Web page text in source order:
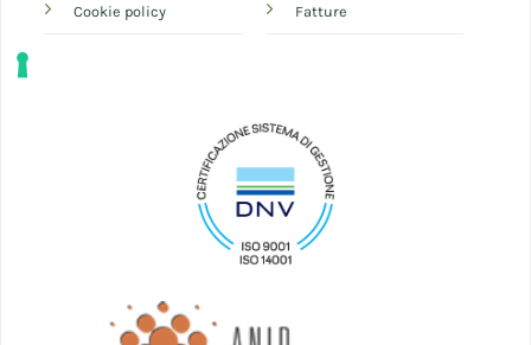
Cookie policy Fatture